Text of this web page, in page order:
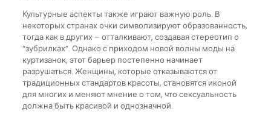
Культурные аспекты также играют важную роль. В
некоторых странах очки символизируют образованность,
тогда как в других – отталкивают, создавая стереотип о
“зубрилках”. Однако с приходом новой волны моды на
куртизанок, этот барьер постепенно начинает
разрушаться. Женщины, которые отказываются от
традиционных стандартов красоты, становятся иконой
для многих и меняют мнение о том, что сексуальность
должна быть красивой и однозначной.